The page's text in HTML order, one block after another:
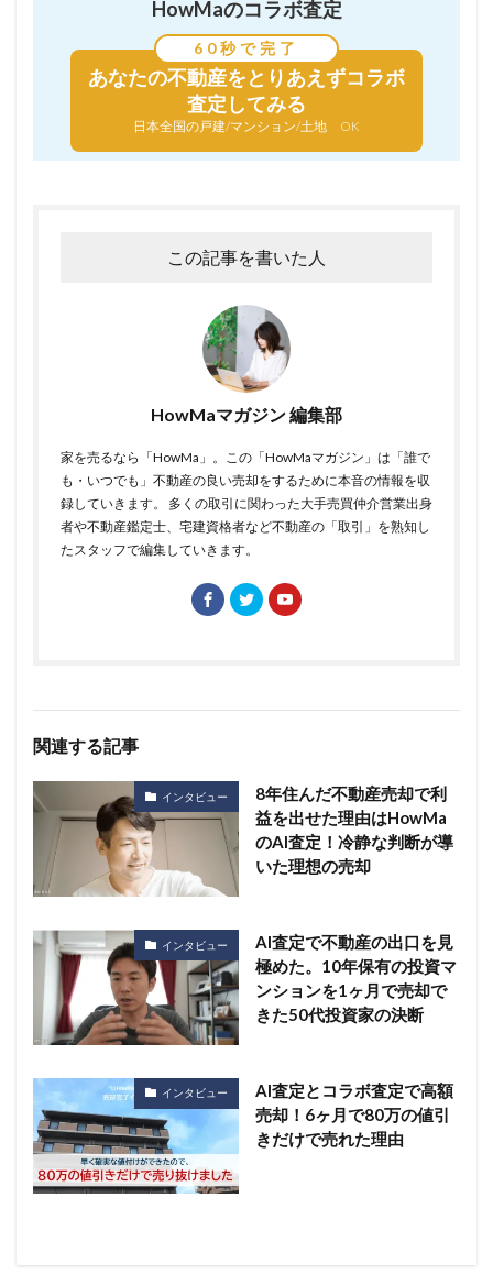
HowMaのコラボ査定
60秒で完了
あなたの不動産をとりあえずコラボ
査定してみる
日本全国の戸建/マンション/土地 OK
この記事を書いた人
HowMaマガジン 編集部
家を売るなら「HowMa」。この「HowMaマガジン」は「誰で
も・いつでも」不動産の良い売却をするために本音の情報を収
録していきます。 多くの取引に関わった大手売買仲介営業出身
者や不動産鑑定士、宅建資格者など不動産の「取引」を熟知し
たスタッフで編集していきます。
関連する記事
インタビュー
8年住んだ不動産売却で利
益を出せた理由はHowMa
のAI査定！冷静な判断が導
いた理想の売却
インタビュー
AI査定で不動産の出口を見
極めた。10年保有の投資マ
ンションを1ヶ月で売却で
きた50代投資家の決断
インタビュー
AI査定とコラボ査定で高額
売却！6ヶ月で80万の値引
きだけで売れた理由